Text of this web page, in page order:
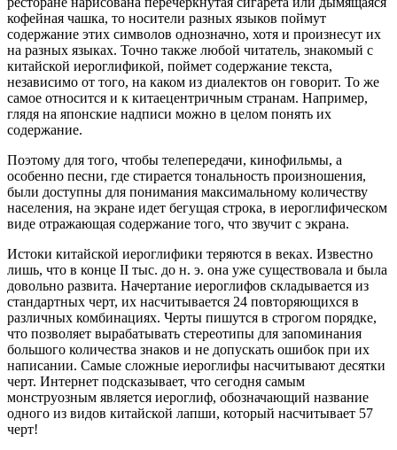
кофейная чашка, то носители разных языков поймут
содержание этих символов однозначно, хотя и произнесут их
на разных языках. Точно также любой читатель, знакомый с
китайской иероглификой, поймет содержание текста,
независимо от того, на каком из диалектов он говорит. То же
самое относится и к китаецентричным странам. Например,
глядя на японские надписи можно в целом понять их
содержание.
Поэтому для того, чтобы телепередачи, кинофильмы, а
особенно песни, где стирается тональность произношения,
были доступны для понимания максимальному количеству
населения, на экране идет бегущая строка, в иероглифическом
виде отражающая содержание того, что звучит с экрана.
Истоки китайской иероглифики теряются в веках. Известно
лишь, что в конце II тыс. до н. э. она уже существовала и была
довольно разви­та. Начертание иероглифов складывается из
стандартных черт, их насчитывается 24 повторяющихся в
различных комбинациях. Черты пишутся в строгом порядке,
что позволяет вырабатывать стереотипы для запоминания
большого количества знаков и не допускать ошибок при их
написании. Самые сложные иероглифы насчитывают десятки
черт. Интернет подсказывает, что сегодня самым
монструозным является иероглиф, обозначающий название
одного из видов китайской лапши, который насчитывает 57
черт!